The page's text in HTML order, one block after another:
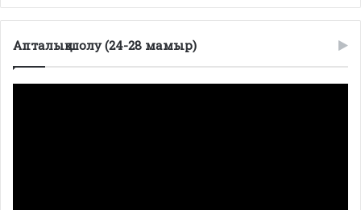
Апталық шолу (24-28 мамыр)